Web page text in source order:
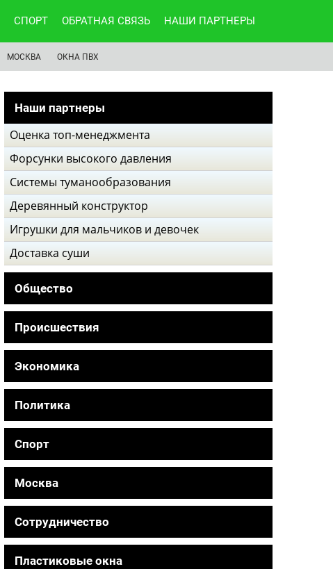
СПОРТ ОБРАТНАЯ СВЯЗЬ НАШИ ПАРТНЕРЫ
МОСКВА ОКНА ПВХ
Наши партнеры
Оценка топ-менеджмента
Форсунки высокого давления
Системы туманообразования
Деревянный конструктор
Игрушки для мальчиков и девочек
Доставка суши
Общество
Происшествия
Экономика
Политика
Спорт
Москва
Сотрудничество
Пластиковые окна